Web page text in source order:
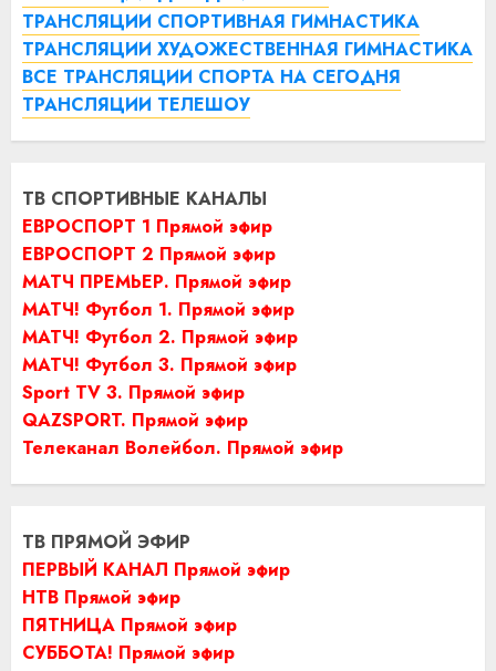
ТРАНСЛЯЦИИ СПОРТИВНАЯ ГИМНАСТИКА
ТРАНСЛЯЦИИ ХУДОЖЕСТВЕННАЯ ГИМНАСТИКА
ВСЕ ТРАНСЛЯЦИИ СПОРТА НА СЕГОДНЯ
ТРАНСЛЯЦИИ ТЕЛЕШОУ
ТВ СПОРТИВНЫЕ КАНАЛЫ
ЕВРОСПОРТ 1 Прямой эфир
ЕВРОСПОРТ 2 Прямой эфир
МАТЧ ПРЕМЬЕР. Прямой эфир
МАТЧ! Футбол 1. Прямой эфир
МАТЧ! Футбол 2. Прямой эфир
МАТЧ! Футбол 3. Прямой эфир
Sport TV 3. Прямой эфир
QAZSPORT. Прямой эфир
Телеканал Волейбол. Прямой эфир
ТВ ПРЯМОЙ ЭФИР
ПЕРВЫЙ КАНАЛ Прямой эфир
НТВ Прямой эфир
ПЯТНИЦА Прямой эфир
СУББОТА! Прямой эфир